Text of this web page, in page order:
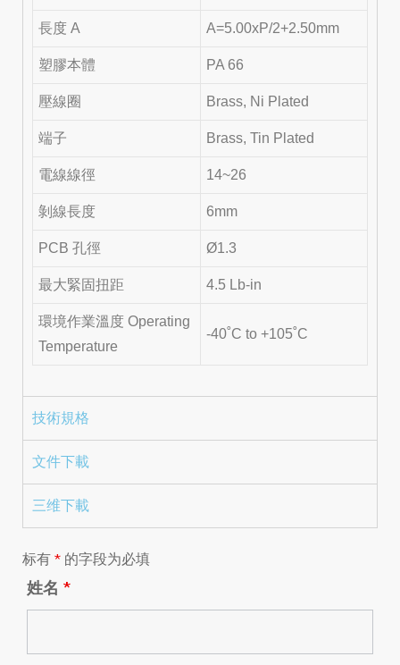
長度 A A=5.00xP/2+2.50mm
塑膠本體 PA 66
壓線圈 Brass, Ni Plated
端子 Brass, Tin Plated
電線線徑 14~26
剝線長度 6mm
PCB 孔徑 Ø1.3
最大緊固扭距 4.5 Lb-in
環境作業溫度 Operating
Temperature
-40˚C to +105˚C
技術規格
文件下載
三维下載
标有 * 的字段为必填
姓名 *